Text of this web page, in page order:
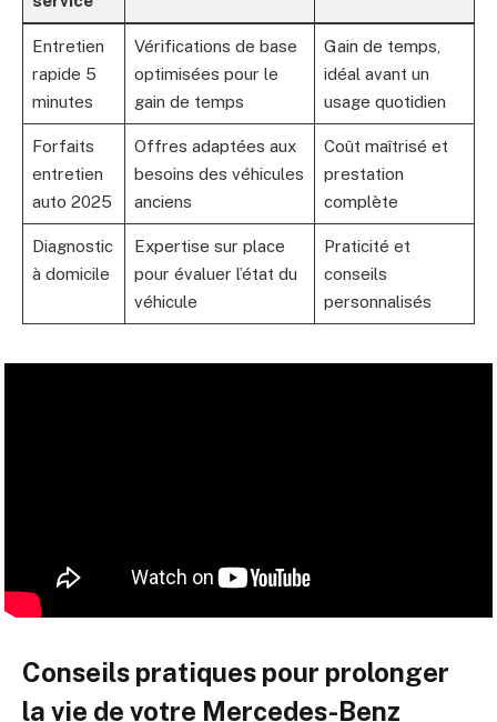
Entretien
rapide 5
minutes
Vérifications de base
optimisées pour le
gain de temps
Gain de temps,
idéal avant un
usage quotidien
Forfaits
entretien
auto 2025
Offres adaptées aux
besoins des véhicules
anciens
Coût maîtrisé et
prestation
complète
Diagnostic
à domicile
Expertise sur place
pour évaluer l’état du
véhicule
Praticité et
conseils
personnalisés
Conseils pratiques pour prolonger
la vie de votre Mercedes-Benz